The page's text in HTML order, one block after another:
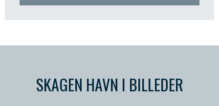
SKAGEN HAVN I BILLEDER